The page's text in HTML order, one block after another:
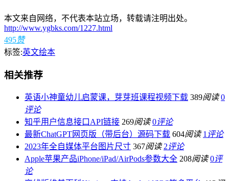
本文来自网络，不代表本站立场，转载请注明出处。
http://www.ygbks.com/1227.html
495赞
标签:英文绘本
相关推荐
英语小神童幼儿启蒙课，芽芽班课程视频下载 389阅读 0
评论
知乎用户信息接口API链接 269阅读 0评论
最新ChatGPT网页版（带后台）源码下载 604阅读 1 评论
2023年全自媒体平台图片尺寸 367阅读 2评论
Apple苹果产品iPhone/iPad/AirPods参数大全 208阅读 0评
论